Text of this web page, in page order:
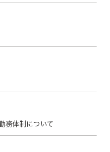
務体制について